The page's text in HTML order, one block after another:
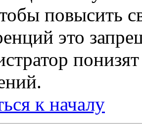
повысить
это
к началу